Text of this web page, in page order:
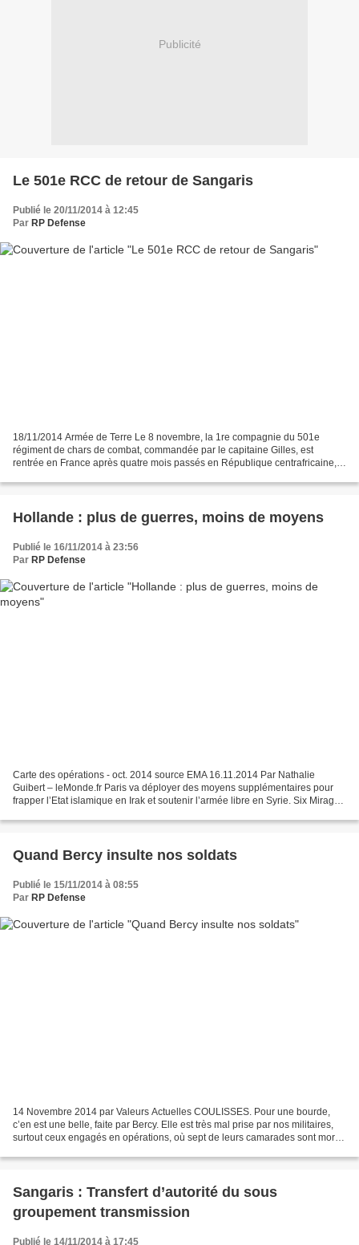
Publicité
Le 501e RCC de retour de Sangaris
Publié le 20/11/2014 à 12:45
Par RP Defense
18/11/2014 Armée de Terre Le 8 novembre, la 1re compagnie du 501e
régiment de chars de combat, commandée par le capitaine Gilles, est
rentrée en France après quatre mois passés en République centrafricaine,
Hollande : plus de guerres, moins de moyens
Publié le 16/11/2014 à 23:56
Par RP Defense
Carte des opérations - oct. 2014 source EMA 16.11.2014 Par Nathalie
Guibert – leMonde.fr Paris va déployer des moyens supplémentaires pour
frapper l’Etat islamique en Irak et soutenir l’armée libre en Syrie. Six Mirage,
Quand Bercy insulte nos soldats
Publié le 15/11/2014 à 08:55
Par RP Defense
14 Novembre 2014 par Valeurs Actuelles COULISSES. Pour une bourde,
c’en est une belle, faite par Bercy. Elle est très mal prise par nos militaires,
surtout ceux engagés en opérations, où sept de leurs camarades sont morts
Sangaris : Transfert d’autorité du sous
groupement transmission
Publié le 14/11/2014 à 17:45